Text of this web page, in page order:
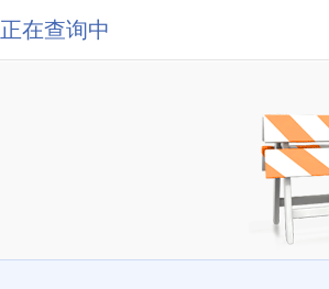
正在查询中